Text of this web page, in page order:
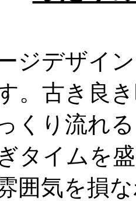
ジデザイ
。古き良
くり流れ
タイムを
囲気を損